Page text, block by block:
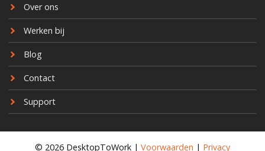
Over ons
Werken bij
Blog
Contact
Support
© 2026 DesktopToWork | Voorwaarden | Privacy